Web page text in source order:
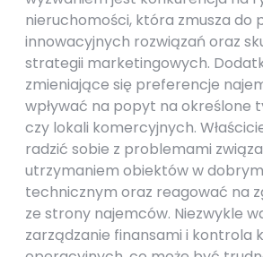
nieruchomości, która zmusza do
innowacyjnych rozwiązań oraz
strategii marketingowych.
zmieniające się preferencje
wpływać na popyt na określone
czy lokali komercyjnych.
radzić sobie z problemami
utrzymaniem obiektów w
technicznym oraz reagować na
ze strony najemców. Niezwykle
zarządzanie finansami i kontrola